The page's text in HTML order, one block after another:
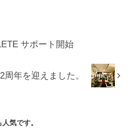
サポート開始
周年を迎えました。
気です。